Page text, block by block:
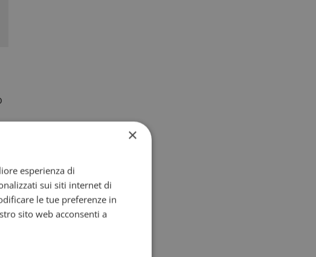
×
esperienza di
sui siti internet di
le tue preferenze in
sito web acconsenti a